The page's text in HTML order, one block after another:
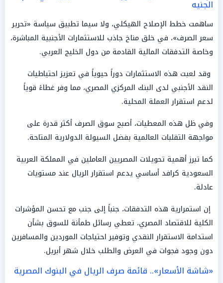
الجنيه
ساهمت خطط الإصلاح الهيكلي، ولا سيما تطبيق سياسة «تحرير
سعر الصرف»، في خلق مناخ جاذب للاستثمارات الأجنبية المباشرة،
وخاصة التدفقات المالية القادمة من دول الخليج العربي.
وقد لعبت هذه الاستثمارات دوراً حيوياً في تعزيز احتياطيات
النقد الأجنبي لدى البنك المركزي المصري، مما وفر غطاءً قوياً
لدعم استقرار العملة المحلية.
وفي ظل هذه المعطيات، أصبح سوق الصرف أكثر قدرة على
مواجهة التقلبات العالمية بفضل السيولة الدولارية المتاحة.
كما تبرز أهمية تحويلات المصريين العاملين في المملكة العربية
السعودية كرافد أساسي يدعم استقرار الريال عند مستويات
عادلة.
إن استمرارية هذه التدفقات، جنباً إلى جنب مع تحسن المؤشرات
الكلية للاقتصاد المصري، تعطي رسائل طمأنة للسوق بشأن
استدامة الاستقرار النقدي وتوفير احتياجات الموردين والمسافرين
دون وجود فجوات في العرض والطلب خلال شهر أبريل.
«شاشة الأسعار».. قائمة صرف الريال في البنوك المصرية